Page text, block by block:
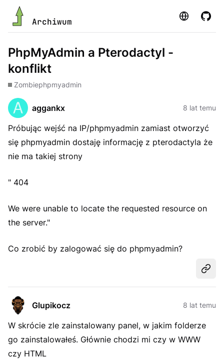
Archiwum Strona
PhpMyAdmin a Pterodactyl -
konflikt
Zombiephpmyadmin
aggankx 8 lat temu
Próbując wejść na IP/phpmyadmin zamiast otworzyć
się phpmyadmin dostaję informację z pterodactyla że
nie ma takiej strony
" 404
We were unable to locate the requested resource on
the server."
Co zrobić by zalogować się do phpmyadmin?
Glupikocz 8 lat temu
W skrócie zle zainstalowany panel, w jakim folderze
go zainstalowałeś. Głównie chodzi mi czy w WWW
czy HTML